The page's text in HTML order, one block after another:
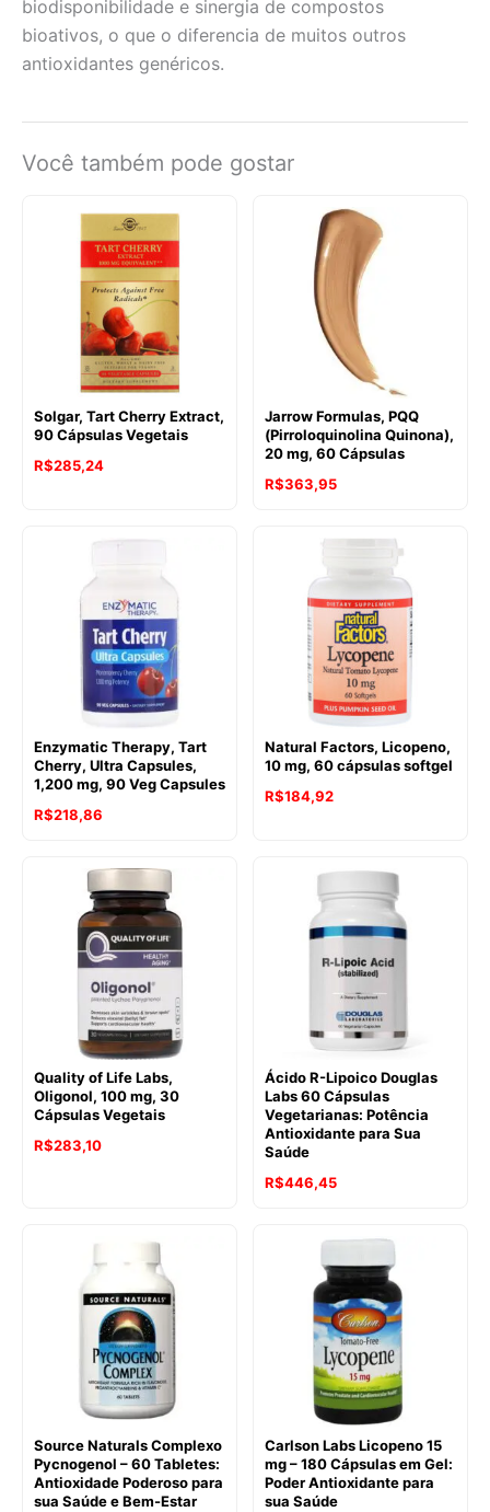
biodisponibilidade e sinergia de compostos
bioativos, o que o diferencia de muitos outros
antioxidantes genéricos.
Você também pode gostar
Solgar, Tart Cherry Extract,
90 Cápsulas Vegetais
R$285,24
Jarrow Formulas, PQQ
(Pirroloquinolina Quinona),
20 mg, 60 Cápsulas
R$363,95
Enzymatic Therapy, Tart
Cherry, Ultra Capsules,
1,200 mg, 90 Veg Capsules
R$218,86
Natural Factors, Licopeno,
10 mg, 60 cápsulas softgel
R$184,92
Quality of Life Labs,
Oligonol, 100 mg, 30
Cápsulas Vegetais
R$283,10
Ácido R-Lipoico Douglas
Labs 60 Cápsulas
Vegetarianas: Potência
Antioxidante para Sua
Saúde
R$446,45
Source Naturals Complexo
Pycnogenol – 60 Tabletes:
Antioxidade Poderoso para
sua Saúde e Bem-Estar
Carlson Labs Licopeno 15
mg – 180 Cápsulas em Gel:
Poder Antioxidante para
sua Saúde